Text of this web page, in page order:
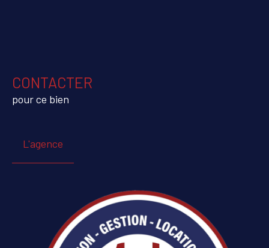
CONTACTER
pour ce bien
L'agence